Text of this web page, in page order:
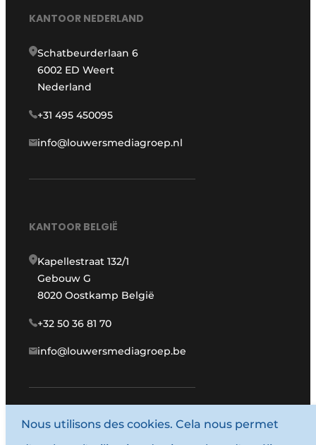
KANTOOR NEDERLAND
Schatbeurderlaan 6
6002 ED Weert
Nederland
+31 495 450095
info@louwersmediagroep.nl
KANTOOR BELGIË
Kapellestraat 132/1
Gebouw G
8020 Oostkamp België
+32 50 36 81 70
info@louwersmediagroep.be
www.louwersmediagroep.com
Nous utilisons des cookies. Cela nous permet